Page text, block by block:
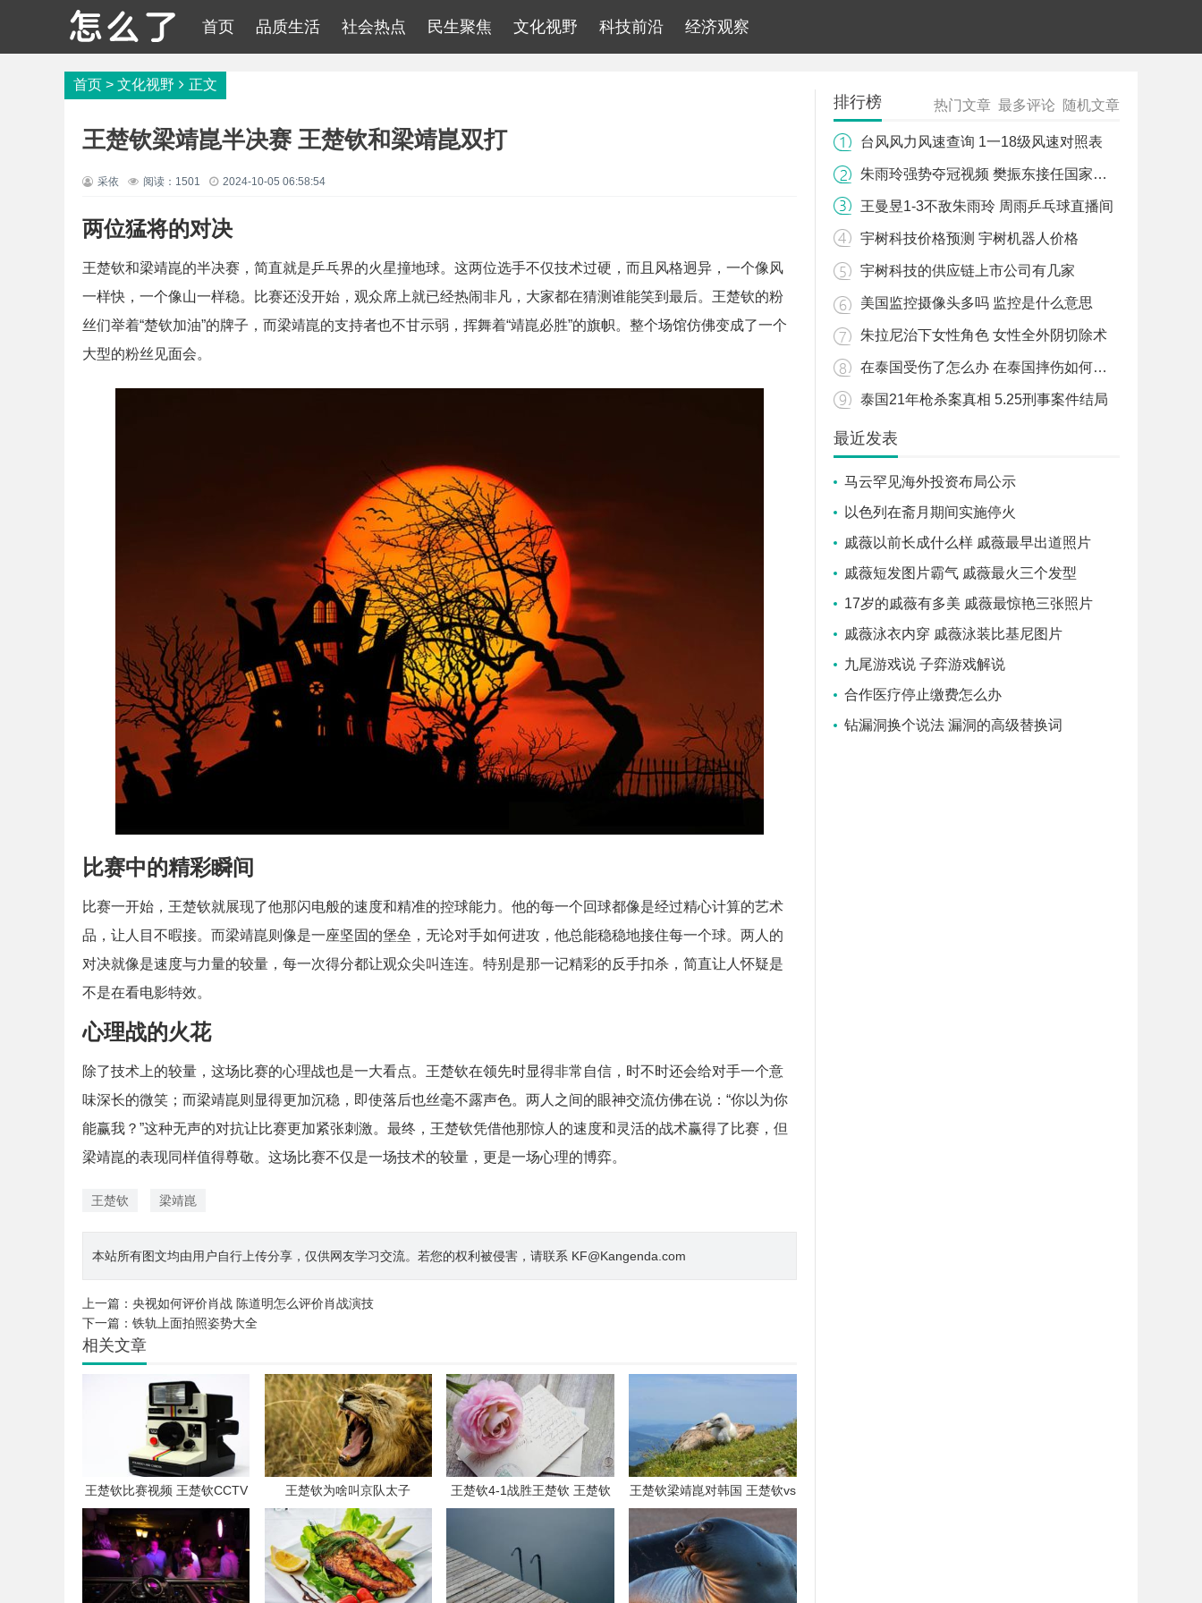
首页 品质生活 社会热点 民生聚焦 文化视野 科技前沿 经济观察
首页 > 文化视野 正文
王楚钦梁靖崑半决赛 王楚钦和梁靖崑双打
采依 阅读：1501 2024-10-05 06:58:54
两位猛将的对决
王楚钦和梁靖崑的半决赛，简直就是乒乓界的火星撞地球。这两位选手不仅技术过硬，而且风格迥异，一个像风
一样快，一个像山一样稳。比赛还没开始，观众席上就已经热闹非凡，大家都在猜测谁能笑到最后。王楚钦的粉
丝们举着“楚钦加油”的牌子，而梁靖崑的支持者也不甘示弱，挥舞着“靖崑必胜”的旗帜。整个场馆仿佛变成了一个
大型的粉丝见面会。
比赛中的精彩瞬间
比赛一开始，王楚钦就展现了他那闪电般的速度和精准的控球能力。他的每一个回球都像是经过精心计算的艺术
品，让人目不暇接。而梁靖崑则像是一座坚固的堡垒，无论对手如何进攻，他总能稳稳地接住每一个球。两人的
对决就像是速度与力量的较量，每一次得分都让观众尖叫连连。特别是那一记精彩的反手扣杀，简直让人怀疑是
不是在看电影特效。
心理战的火花
除了技术上的较量，这场比赛的心理战也是一大看点。王楚钦在领先时显得非常自信，时不时还会给对手一个意
味深长的微笑；而梁靖崑则显得更加沉稳，即使落后也丝毫不露声色。两人之间的眼神交流仿佛在说：“你以为你
能赢我？”这种无声的对抗让比赛更加紧张刺激。最终，王楚钦凭借他那惊人的速度和灵活的战术赢得了比赛，但
梁靖崑的表现同样值得尊敬。这场比赛不仅是一场技术的较量，更是一场心理的博弈。
王楚钦 梁靖崑
本站所有图文均由用户自行上传分享，仅供网友学习交流。若您的权利被侵害，请联系 KF@Kangenda.com
上一篇： 央视如何评价肖战 陈道明怎么评价肖战演技
下一篇： 铁轨上面拍照姿势大全
相关文章
王楚钦比赛视频 王楚钦CCTV
5直播回放
王楚钦为啥叫京队太子
王楚钦4-1战胜王楚钦 王楚钦
对战记录
王楚钦梁靖崑对韩国 王楚钦vs
梁靖崑
排行榜 热门文章 最多评论 随机文章
台风风力风速查询 1一18级风速对照表
朱雨玲强势夺冠视频 樊振东接任国家队队长了吗
王曼昱1-3不敌朱雨玲 周雨乒乓球直播间
宇树科技价格预测 宇树机器人价格
宇树科技的供应链上市公司有几家
美国监控摄像头多吗 监控是什么意思
朱拉尼治下女性角色 女性全外阴切除术
在泰国受伤了怎么办 在泰国摔伤如何就医
泰国21年枪杀案真相 5.25刑事案件结局
最近发表
马云罕见海外投资布局公示
以色列在斋月期间实施停火
戚薇以前长成什么样 戚薇最早出道照片
戚薇短发图片霸气 戚薇最火三个发型
17岁的戚薇有多美 戚薇最惊艳三张照片
戚薇泳衣内穿 戚薇泳装比基尼图片
九尾游戏说 子弈游戏解说
合作医疗停止缴费怎么办
钻漏洞换个说法 漏洞的高级替换词